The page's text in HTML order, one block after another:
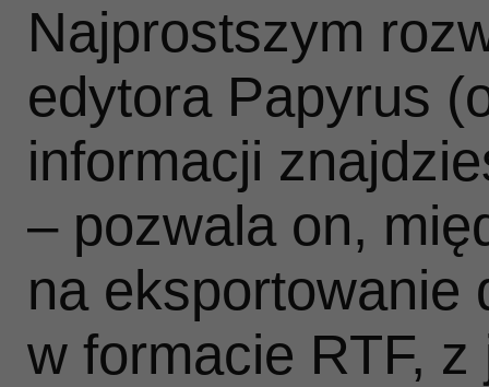
Najprostszym
edytora Papyrus
informacji
– pozwala on,
na eksportowanie
w formacie RTF,